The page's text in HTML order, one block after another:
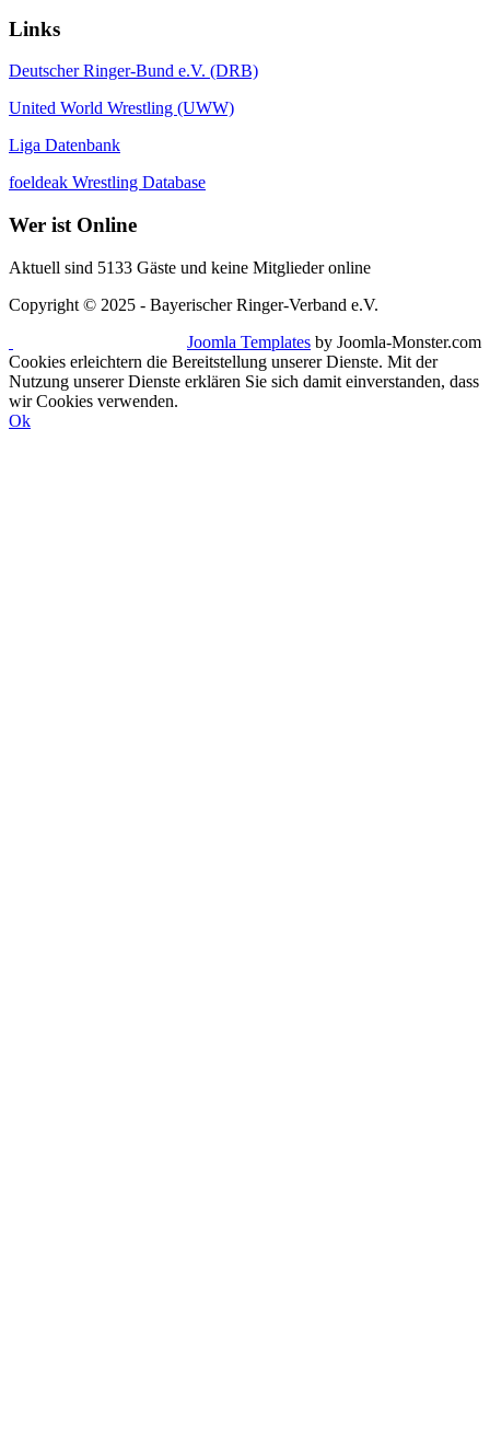
Links
Deutscher Ringer-Bund e.V. (DRB)
United World Wrestling (UWW)
Liga Datenbank
foeldeak Wrestling Database
Wer ist Online
Aktuell sind 5133 Gäste und keine Mitglieder online
Copyright © 2025 - Bayerischer Ringer-Verband e.V.
Joomla Templates by Joomla-Monster.com
Cookies erleichtern die Bereitstellung unserer Dienste. Mit der
Nutzung unserer Dienste erklären Sie sich damit einverstanden, dass
wir Cookies verwenden.
Ok